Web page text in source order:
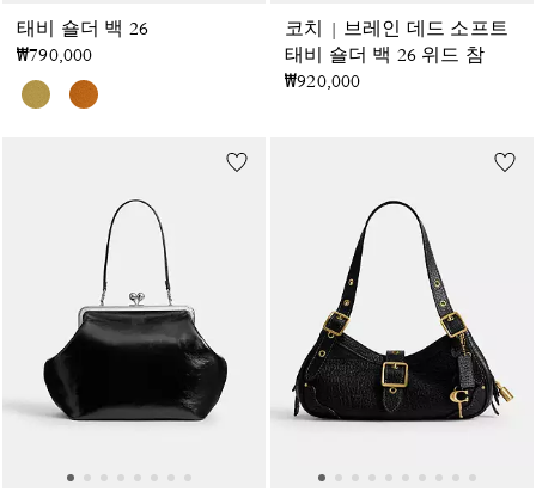
태비 숄더 백 26
₩790,000
코치 | 브레인 데드 소프트
태비 숄더 백 26 위드 참
₩920,000